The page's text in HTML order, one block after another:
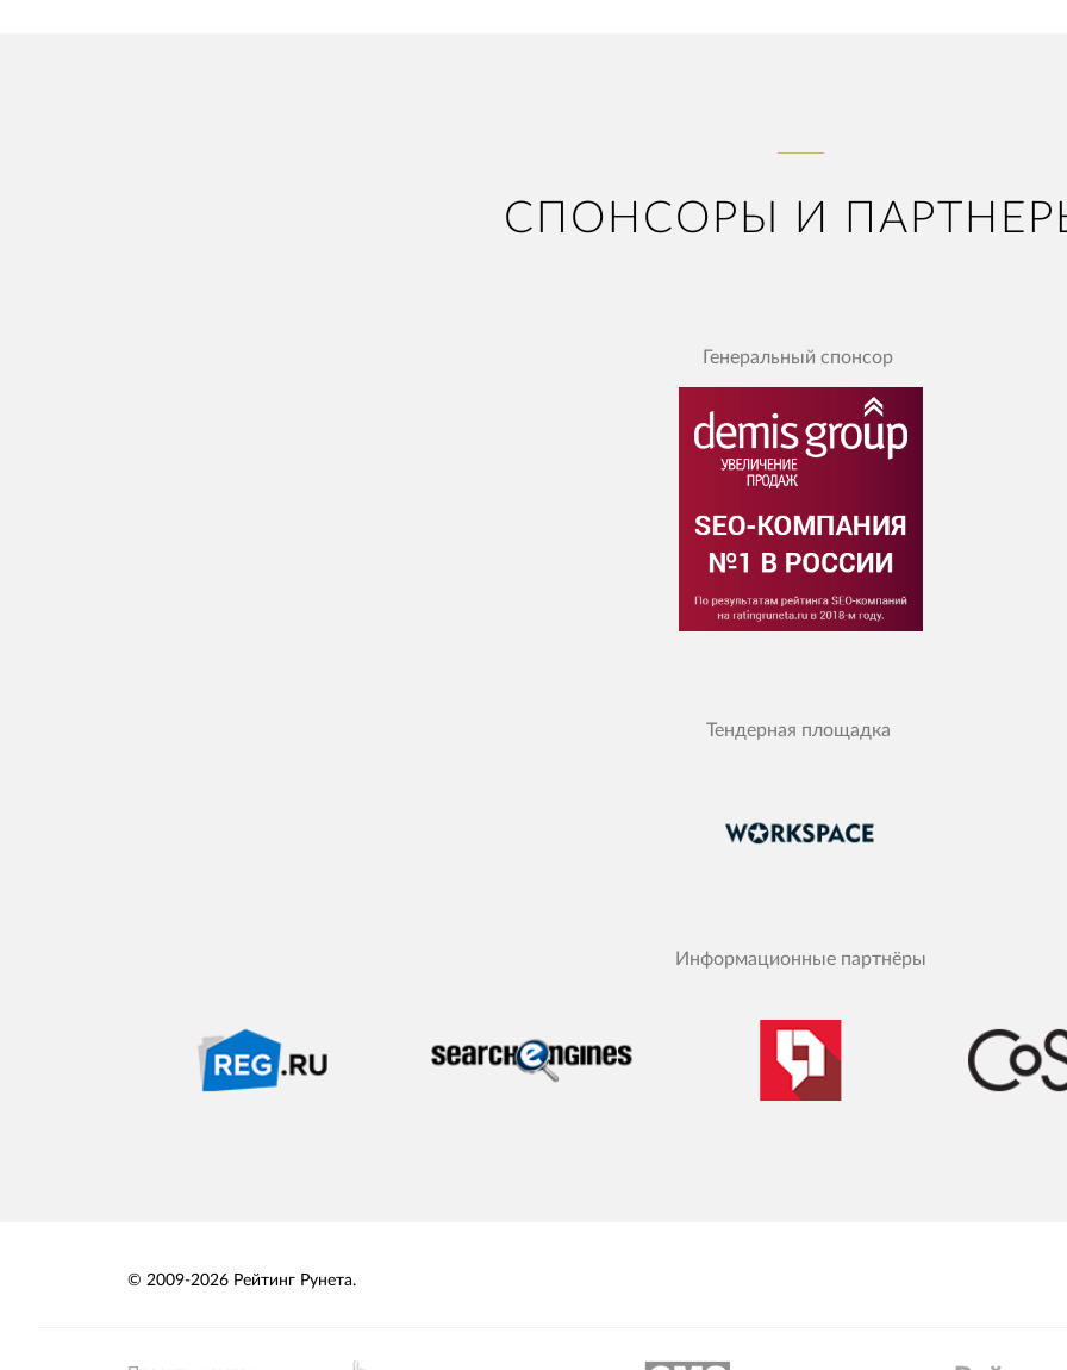
СПОНСОРЫ И
Генеральный спонсор
Тендерная площадка
Информационные партнёры
© 2009-2026 Рейтинг Рунета.